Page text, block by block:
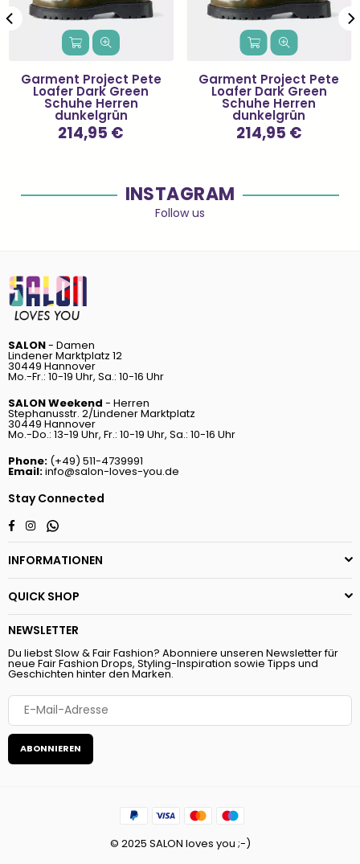
Garment Project Pete
Loafer Dark Green
Schuhe Herren
dunkelgrün
Normaler
Preis
214,95 €
Garment Project Pete
Loafer Dark Green
Schuhe Herren
dunkelgrün
Normaler
Preis
214,95 €
INSTAGRAM
Follow us
SALON- Damen
Lindener Marktplatz 12
30449 Hannover
Mo.-Fr.: 10-19 Uhr, Sa.: 10-16 Uhr
SALON Weekend - Herren
Stephanusstr. 2/Lindener Marktplatz
30449 Hannover
Mo.-Do.: 13-19 Uhr, Fr.: 10-19 Uhr, Sa.: 10-16 Uhr
Phone: (+49) 511-4739991
Email:info@salon-loves-you.de
Stay Connected
Facebook
InstagramWhatsapp
INFORMATIONEN
QUICK SHOP
NEWSLETTER
Du liebst Slow & Fair Fashion? Abonniere unseren Newsletter für
neue Fair Fashion Drops, Styling-Inspiration sowie Tipps und
Geschichten hinter den Marken.
ABONNIEREN
© 2025 SALON loves you ;-)